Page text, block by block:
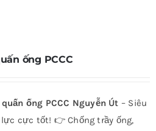
ống PCCC
ống PCCC Nguyễn Út – Siêu
cực tốt! 👉 Chống trầy ống,